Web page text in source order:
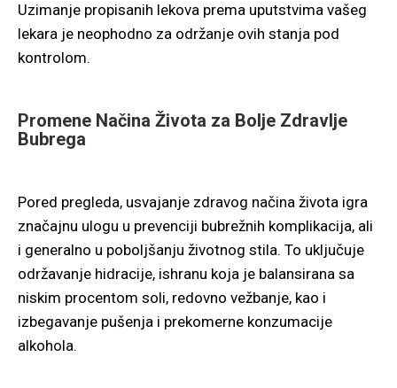
Uzimanje propisanih lekova prema uputstvima vašeg
lekara je neophodno za održanje ovih stanja pod
kontrolom.
Promene Načina Života za Bolje Zdravlje
Bubrega
Pored pregleda, usvajanje zdravog načina života igra
značajnu ulogu u prevenciji bubrežnih komplikacija, ali
i generalno u poboljšanju životnog stila. To uključuje
održavanje hidracije, ishranu koja je balansirana sa
niskim procentom soli, redovno vežbanje, kao i
izbegavanje pušenja i prekomerne konzumacije
alkohola.